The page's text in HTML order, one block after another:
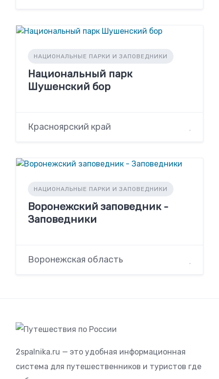
НАЦИОНАЛЬНЫЕ ПАРКИ И ЗАПОВЕДНИКИ
Национальный парк
Шушенский бор
Красноярский край
НАЦИОНАЛЬНЫЕ ПАРКИ И ЗАПОВЕДНИКИ
Воронежский заповедник -
Заповедники
Воронежская область
2spalnika.ru — это удобная информационная
система для путешественников и туристов где